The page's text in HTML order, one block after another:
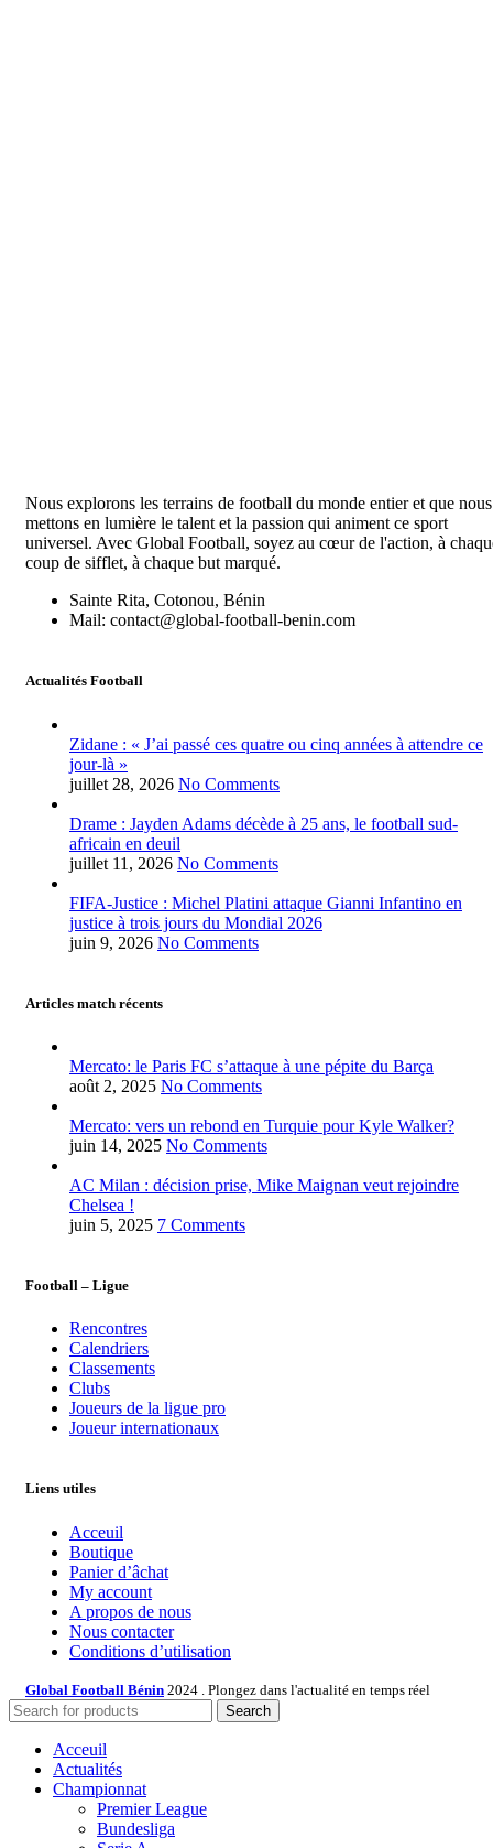
Nous explorons les terrains de football du monde entier et que nous
mettons en lumière le talent et la passion qui animent ce sport
universel. Avec Global Football, soyez au cœur de l'action, à
coup de sifflet, à chaque but marqué.
Sainte Rita, Cotonou, Bénin
Mail: contact@global-football-benin.com
Actualités Football
Zidane : « J’ai passé ces quatre ou cinq années à attendre ce
jour-là »
juillet 28, 2026 No Comments
Drame : Jayden Adams décède à 25 ans, le football sud-
africain en deuil
juillet 11, 2026 No Comments
FIFA-Justice : Michel Platini attaque Gianni Infantino en
justice à trois jours du Mondial 2026
juin 9, 2026 No Comments
Articles match récents
Mercato: le Paris FC s’attaque à une pépite du Barça
août 2, 2025 No Comments
Mercato: vers un rebond en Turquie pour Kyle Walker?
juin 14, 2025 No Comments
AC Milan : décision prise, Mike Maignan veut rejoindre
Chelsea !
juin 5, 2025 7 Comments
Football – Ligue
Rencontres
Calendriers
Classements
Clubs
Joueurs de la ligue pro
Joueur internationaux
Liens utiles
Acceuil
Boutique
Panier d’âchat
My account
A propos de nous
Nous contacter
Conditions d’utilisation
Global Football Bénin 2024 . Plongez dans l'actualité en temps réel
Search
Acceuil
Actualités
Championnat
Premier League
Bundesliga